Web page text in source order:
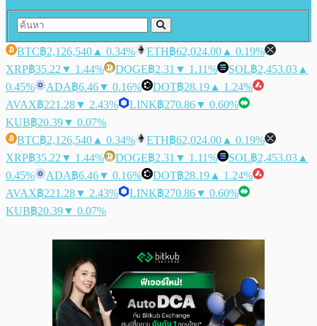
BTC฿2,126,540 ▲ 0.34% ETH฿62,024.00 ▲ 0.19%
XRP฿35.22 ▼ 1.44% DOGE฿2.31 ▼ 1.11% SOL฿2,453.03 ▲
0.45%
ADA฿6.46▼ 0.16% DOT฿28.19 ▲ 1.24%
AVAX฿221.28▼ 2.43% LINK฿270.86▼ 0.60%
KUB฿20.39▼ 0.07%
BTC฿2,126,540 ▲ 0.34% ETH฿62,024.00 ▲ 0.19%
XRP฿35.22 ▼ 1.44% DOGE฿2.31 ▼ 1.11% SOL฿2,453.03 ▲
0.45%
ADA฿6.46▼ 0.16% DOT฿28.19 ▲ 1.24%
AVAX฿221.28▼ 2.43% LINK฿270.86▼ 0.60%
KUB฿20.39▼ 0.07%